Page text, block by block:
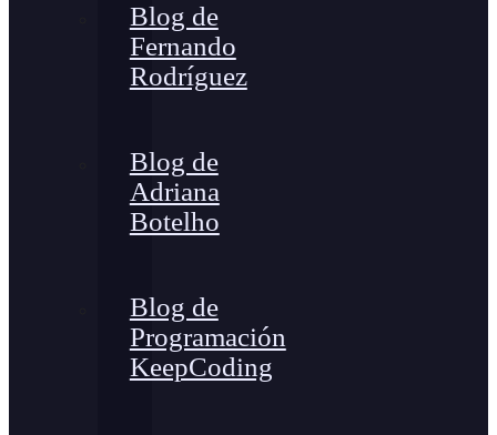
Blog de
Fernando
Rodríguez
Blog de
Adriana
Botelho
Blog de
Programación
KeepCoding